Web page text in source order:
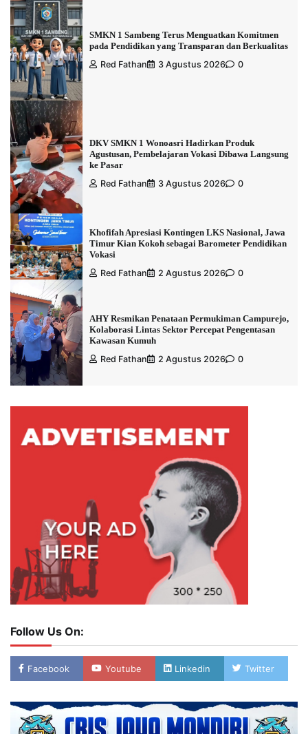
SMKN 1 Sambeng Terus Menguatkan Komitmen
pada Pendidikan yang Transparan dan Berkualitas
Red Fathan
3 Agustus 2026 0
DKV SMKN 1 Wonoasri Hadirkan Produk
Agustusan, Pembelajaran Vokasi Dibawa Langsung
ke Pasar
Red Fathan
3 Agustus 2026 0
Khofifah Apresiasi Kontingen LKS Nasional, Jawa
Timur Kian Kokoh sebagai Barometer Pendidikan
Vokasi
Red Fathan
2 Agustus 2026 0
AHY Resmikan Penataan Permukiman Campurejo,
Kolaborasi Lintas Sektor Percepat Pengentasan
Kawasan Kumuh
Red Fathan
2 Agustus 2026 0
Follow Us On:
Facebook Youtube Linkedin Twitter